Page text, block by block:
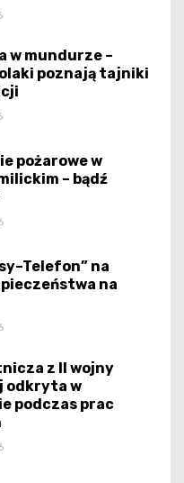
w mundurze –
poznają tajniki
pożarowe w
– bądź
na
na
z II wojny
odkryta w
podczas prac